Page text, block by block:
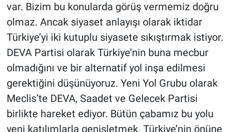
var. Bizim bu konularda görüş vermemiz doğru
olmaz. Ancak siyaset anlayışı olarak iktidar
Türkiye’yi iki kutuplu siyasete sıkıştırmak istiyor.
DEVA Partisi olarak Türkiye’nin buna mecbur
olmadığını ve bir alternatif yol inşa edilmesi
gerektiğini düşünüyoruz. Yeni Yol Grubu olarak
Meclis’te DEVA, Saadet ve Gelecek Partisi
birlikte hareket ediyor. Bütün çabamız bu yolu
yeni katılımlarla genişletmek. Türkiye’nin önüne